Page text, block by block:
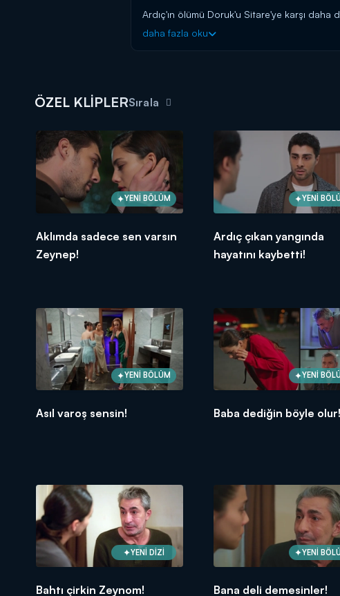
Ardıç'ın ölümü Doruk'u Sitare'ye karşı
beklemediği bir cevapla karşılaşır. Gemileri
daha fazla oku
ÖZEL KLİPLERSırala
YENİ BÖLÜM
Aklımda sadece sen varsın
Zeynep!
YENİ
Ardıç çıkan yangında
hayatını kaybetti!
YENİ BÖLÜM
Asıl varoş sensin!
YENİ
Baba dediğin böyle olur!
YENİ DİZİ
Bahtı çirkin Zeynom!
YENİ
Bana deli demesinler!